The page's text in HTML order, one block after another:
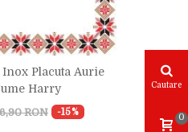
Placuta Aurie
Harry
RON -15%
Cautare
0